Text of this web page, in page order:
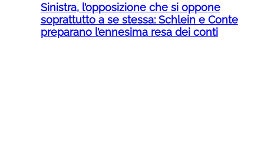
Sinistra, l’opposizione che si oppone
soprattutto a se stessa: Schlein e Conte
preparano l’ennesima resa dei conti